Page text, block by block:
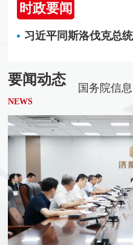
时政要闻
习近平同斯洛伐克总
要闻动态
NEWS
国务院信息